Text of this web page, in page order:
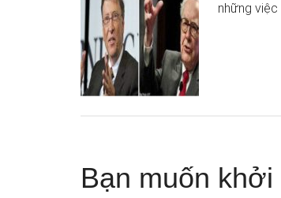
những việc
Bạn muốn